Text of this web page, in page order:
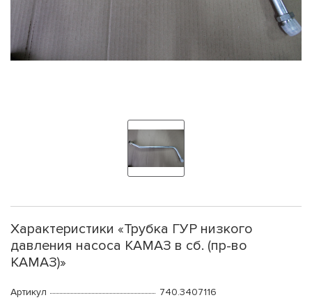
Характеристики «Трубка ГУР низкого
давления насоса КАМАЗ в сб. (пр-во
КАМАЗ)»
Артикул
740.3407116